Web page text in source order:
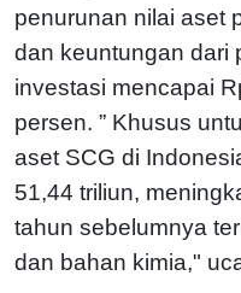
penurunan nilai aset
dan keuntungan dari
investasi mencapai
persen. ” Khusus
aset SCG di
51,44 triliun,
tahun sebelumnya
dan bahan kimia,"